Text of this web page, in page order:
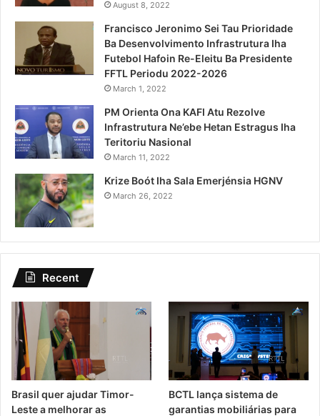
August 8, 2022
Francisco Jeronimo Sei Tau Prioridade
Ba Desenvolvimento Infrastrutura Iha
Futebol Hafoin Re-Eleitu Ba Presidente
FFTL Periodu 2022-2026
March 1, 2022
PM Orienta Ona KAFI Atu Rezolve
Infrastrutura Ne’ebe Hetan Estragus Iha
Teritoriu Nasional
March 11, 2022
Krize Boót Iha Sala Emerjénsia HGNV
March 26, 2022
Recent
Brasil quer ajudar Timor-
Leste a melhorar as
BCTL lança sistema de
garantias mobiliárias para